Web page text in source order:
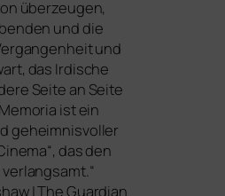
über­zeu­gen,
und die
und
das Irdische
Seite an Seite
ist ein
geheim­nis­vol­ler
das den
| The Guardian